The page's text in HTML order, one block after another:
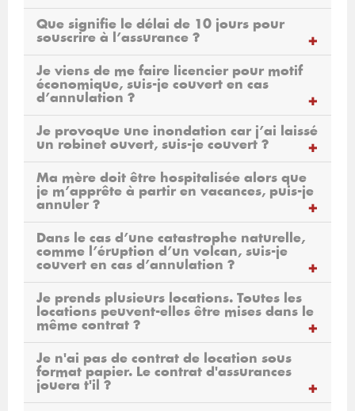
Que signifie le délai de 10 jours pour
souscrire à l’assurance ?
Je viens de me faire licencier pour motif
économique, suis-je couvert en cas
d’annulation ?
Je provoque une inondation car j’ai laissé
un robinet ouvert, suis-je couvert ?
Ma mère doit être hospitalisée alors que
je m’apprête à partir en vacances, puis-je
annuler ?
Dans le cas d’une catastrophe naturelle,
comme l’éruption d’un volcan, suis-je
couvert en cas d’annulation ?
Je prends plusieurs locations. Toutes les
locations peuvent-elles être mises dans le
même contrat ?
Je n'ai pas de contrat de location sous
format papier. Le contrat d'assurances
jouera t'il ?